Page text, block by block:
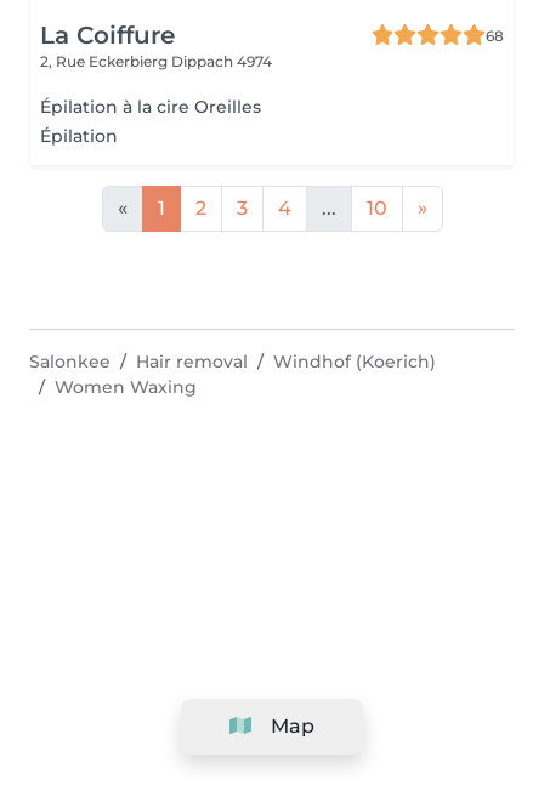
La Coiffure
68
2, Rue Eckerbierg Dippach 4974
Épilation à la cire Oreilles
Épilation
« 1 2 3 4 ... 10 »
Map
Salonkee Hair removal
Windhof (Koerich)
Women Waxing